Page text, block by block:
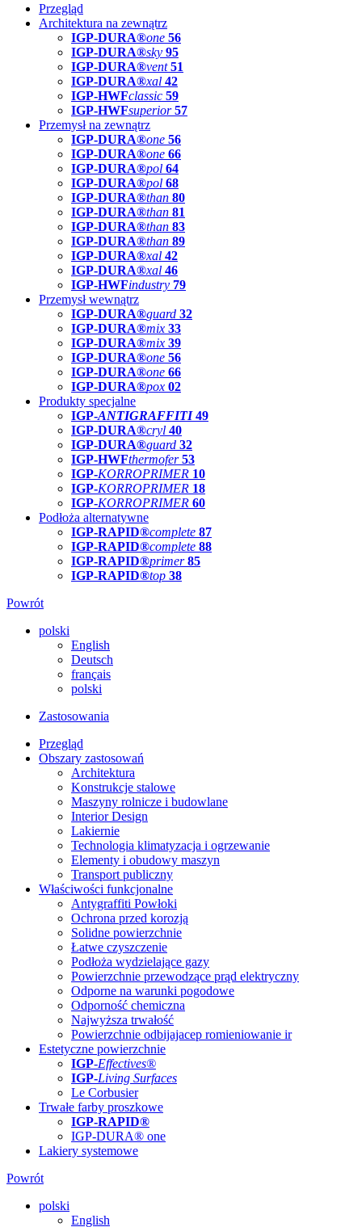
Przegląd
Architektura na zewnątrz
IGP-DURA®one 56
IGP-DURA®sky 95
IGP-DURA®vent 51
IGP-DURA®xal 42
IGP-HWFclassic 59
IGP-HWFsuperior 57
Przemysł na zewnątrz
IGP-DURA®one 56
IGP-DURA®one 66
IGP-DURA®pol 64
IGP-DURA®pol 68
IGP-DURA®than 80
IGP-DURA®than 81
IGP-DURA®than 83
IGP-DURA®than 89
IGP-DURA®xal 42
IGP-DURA®xal 46
IGP-HWFindustry 79
Przemysł wewnątrz
IGP-DURA®guard 32
IGP-DURA®mix 33
IGP-DURA®mix 39
IGP-DURA®one 56
IGP-DURA®one 66
IGP-DURA®pox 02
Produkty specjalne
IGP-ANTIGRAFFITI49
IGP-DURA®cryl 40
IGP-DURA®guard 32
IGP-HWFthermofer 53
IGP-KORROPRIMER 10
IGP-KORROPRIMER 18
IGP-KORROPRIMER 60
Podłoża alternatywne
IGP-RAPID®complete 87
IGP-RAPID®complete 88
IGP-RAPID®primer 85
IGP-RAPID®top 38
Powrót
polski
English
Deutsch
français
polski
Zastosowania
Przegląd
Obszary zastosowań
Architektura
Konstrukcje stalowe
Maszyny rolnicze i budowlane
Interior Design
Lakiernie
Technologia klimatyzacja i ogrzewanie
Elementy i obudowy maszyn
Transport publiczny
Właściwości funkcjonalne
Antygraffiti Powłoki
Ochrona przed korozją
Solidne powierzchnie
Łatwe czyszczenie
Podłoża wydzielające gazy
Powierzchnie przewodzące prąd elektryczny
Odporne na warunki pogodowe
Odporność chemiczna
Najwyższa trwałość
Powierzchnie odbijajacep romieniowanie ir
Estetyczne powierzchnie
IGP-Effectives®
IGP-Living Surfaces
Le Corbusier
Trwałe farby proszkowe
IGP-RAPID®
IGP-DURA® one
Lakiery systemowe
Powrót
polski
English